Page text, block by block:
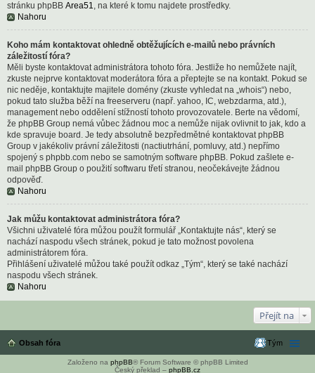
stránku phpBB Area51, na které k tomu najdete prostředky.
Nahoru
Koho mám kontaktovat ohledně obtěžujících e-mailů nebo právních
záležitostí fóra?
Měli byste kontaktovat administrátora tohoto fóra. Jestliže ho nemůžete najít,
zkuste nejprve kontaktovat moderátora fóra a přeptejte se na kontakt. Pokud se
nic neděje, kontaktujte majitele domény (zkuste vyhledat na „whois“) nebo,
pokud tato služba běží na freeserveru (např. yahoo, IC, webzdarma, atd.),
management nebo oddělení stížností tohoto provozovatele. Berte na vědomí,
že phpBB Group nemá vůbec žádnou moc a nemůže nijak ovlivnit to jak, kdo a
kde spravuje board. Je tedy absolutně bezpředmětné kontaktovat phpBB
Group v jakékoliv právní záležitosti (nactiutrhání, pomluvy, atd.) nepřímo
spojený s phpbb.com nebo se samotným software phpBB. Pokud zašlete e-
mail phpBB Group o použití softwaru třetí stranou, neočekávejte žádnou
odpověď.
Nahoru
Jak můžu kontaktovat administrátora fóra?
Všichni uživatelé fóra můžou použít formulář „Kontaktujte nás“, který se
nachází naspodu všech stránek, pokud je tato možnost povolena
administrátorem fóra.
Přihlášení uživatelé můžou také použít odkaz „Tým“, který se také nachází
naspodu všech stránek.
Nahoru
Přejít na
Obsah fóra Tým
Založeno na phpBB® Forum Software © phpBB Limited
Český překlad – phpBB.cz